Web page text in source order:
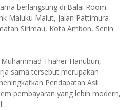
berlangsung di Balai Room
Maluku Malut, Jalan Pattimura
Sirimau, Kota Ambon, Senin
Thaher Hanubun,
sama tersebut merupakan
Pendapatan Asli
pembayaran yang lebih modern,